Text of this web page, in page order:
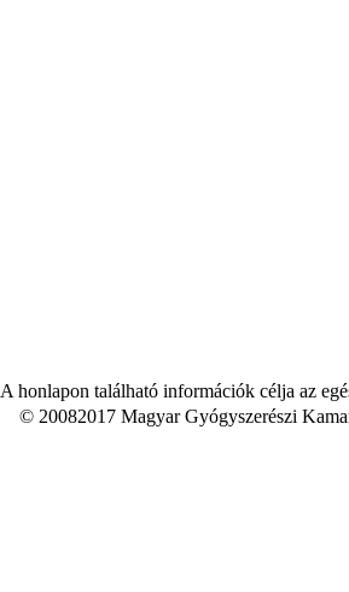
A honlapon található információk célja az
© 20082017 Magyar Gyógyszerészi